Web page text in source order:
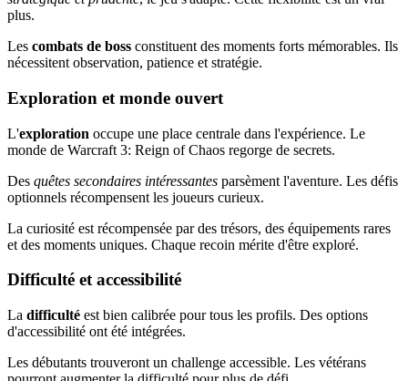
plus.
Les combats de boss constituent des moments forts mémorables. Ils
nécessitent observation, patience et stratégie.
Exploration et monde ouvert
L'exploration occupe une place centrale dans l'expérience. Le
monde de Warcraft 3: Reign of Chaos regorge de secrets.
Des quêtes secondaires intéressantes parsèment l'aventure. Les défis
optionnels récompensent les joueurs curieux.
La curiosité est récompensée par des trésors, des équipements rares
et des moments uniques. Chaque recoin mérite d'être exploré.
Difficulté et accessibilité
La difficulté est bien calibrée pour tous les profils. Des options
d'accessibilité ont été intégrées.
Les débutants trouveront un challenge accessible. Les vétérans